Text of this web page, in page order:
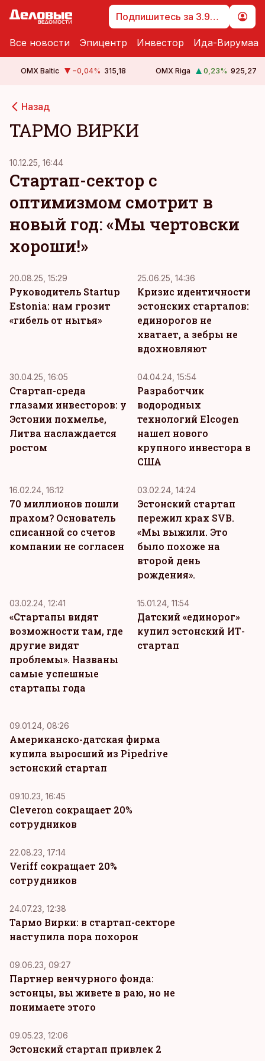
Подпишитесь за 3.99 €
Все новости Эпицентр Инвестор Ида-Вирумаа
OMX Baltic −0,04% 315,18 OMX Riga 0,23% 925,27
Назад
ТАРМО ВИРКИ
10.12.25, 16:44
Стартап-сектор с
оптимизмом смотрит в
новый год: «Мы чертовски
хороши!»
20.08.25, 15:29
Руководитель Startup
Estonia: нам грозит
«гибель от нытья»
25.06.25, 14:36
Кризис идентичности
эстонских стартапов:
единорогов не
хватает, а зебры не
вдохновляют
30.04.25, 16:05
Стартап-среда
глазами инвесторов: у
Эстонии похмелье,
Литва наслаждается
ростом
04.04.24, 15:54
Разработчик
водородных
технологий Elcogen
нашел нового
крупного инвестора в
США
16.02.24, 16:12
70 миллионов пошли
прахом? Основатель
списанной со счетов
компании не согласен
03.02.24, 14:24
Эстонский стартап
пережил крах SVB.
«Мы выжили. Это
было похоже на
второй день
рождения».
03.02.24, 12:41
«Стартапы видят
возможности там, где
другие видят
проблемы». Названы
самые успешные
стартапы года
15.01.24, 11:54
Датский «единорог»
купил эстонский ИТ-
стартап
09.01.24, 08:26
Американско-датская фирма
купила выросший из Pipedrive
эстонский стартап
09.10.23, 16:45
Cleveron сокращает 20%
сотрудников
22.08.23, 17:14
Veriff сокращает 20%
сотрудников
24.07.23, 12:38
Тармо Вирки: в стартап-секторе
наступила пора похорон
09.06.23, 09:27
Партнер венчурного фонда:
эстонцы, вы живете в раю, но не
понимаете этого
09.05.23, 12:06
Эстонский стартап привлек 2